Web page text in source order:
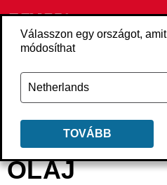
Válasszon egy országot,
módosíthat
TOVÁBB
Vissza Termékek Kiegészítők
OLAJ